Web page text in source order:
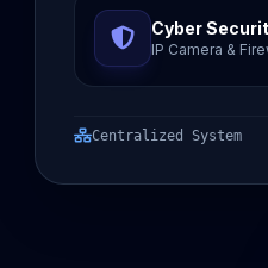
Cyber
IP Camera &
Centralized System